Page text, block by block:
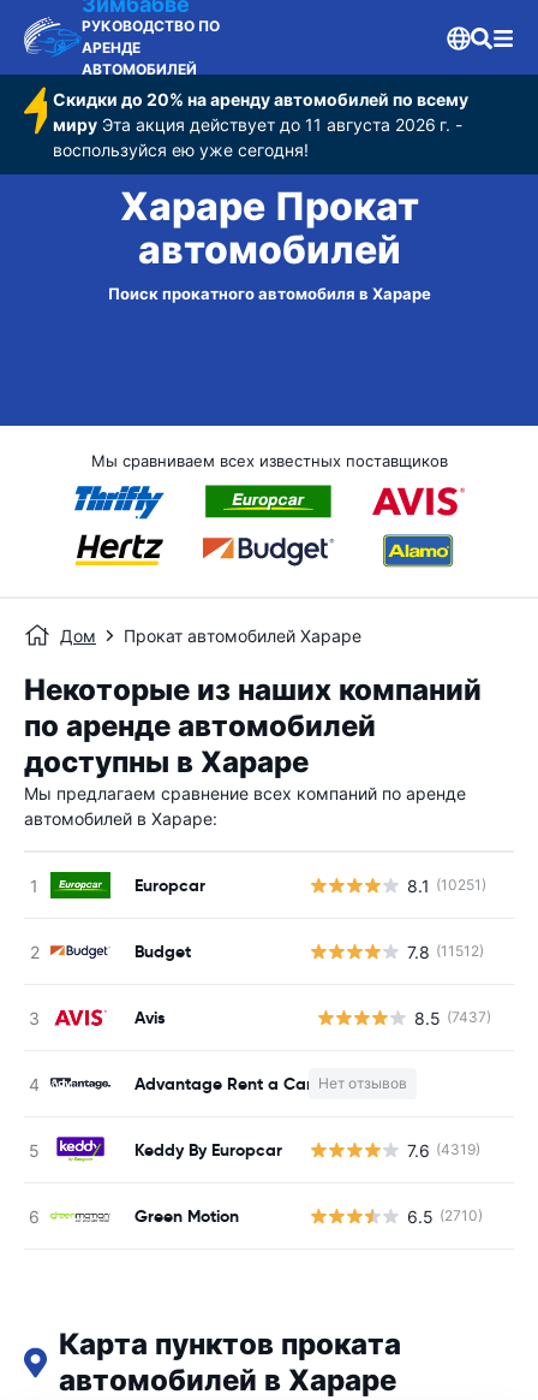
РУКОВОДСТВО ПО
АРЕНДЕ
АВТОМОБИЛЕЙ
Скидки до 20% на аренду автомобилей по всему
мируЭта акция действует до 11 августа 2026 г. -
воспользуйся ею уже сегодня!
Хараре Прокат
автомобилей
Поиск прокатного автомобиля в Хараре
Мы сравниваем всех известных поставщиков
Дом Прокат автомобилей Хараре
Некоторые из наших компаний
по аренде автомобилей
доступны в Хараре
Мы предлагаем сравнение всех компаний по аренде
автомобилей в Хараре:
Europcar 8.1 (10251)
Budget 7.8 (11512)
Avis 8.5 (7437)
Advantage Rent a Car Нет отзывов
Keddy By Europcar 7.6 (4319)
Green Motion 6.5 (2710)
Карта пунктов проката
автомобилей в Хараре